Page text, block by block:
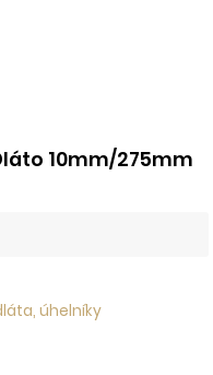
10mm/275mm
úhelníky